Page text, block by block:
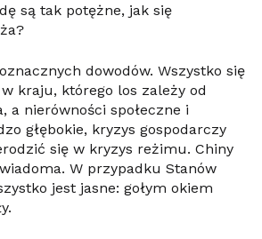
są tak potężne, jak się
dowodów. Wszystko się
kraju, którego los zależy od
a nierówności społeczne i
głębokie, kryzys gospodarczy
się w kryzys reżimu. Chiny
W przypadku Stanów
jest jasne: gołym okiem